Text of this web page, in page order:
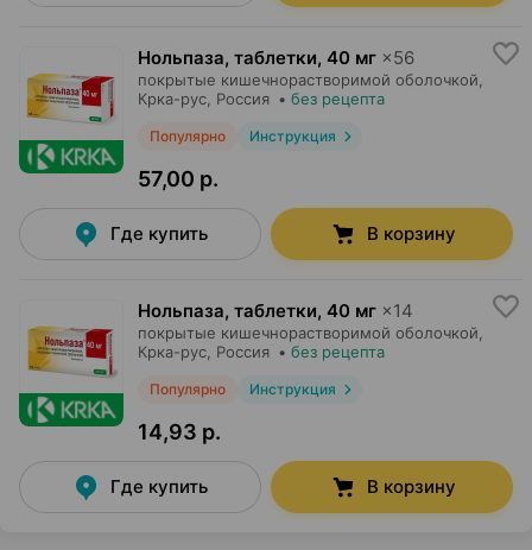
Нольпаза, таблетки, 40 мг ×56
покрытые кишечнорастворимой оболочкой,
Крка-рус , Россия • без рецепта
Популярно Инструкция
57,00 р.
Где купить В корзину
Нольпаза, таблетки, 40 мг ×14
покрытые кишечнорастворимой оболочкой,
Крка-рус , Россия • без рецепта
Популярно Инструкция
14,93 р.
Где купить В корзину